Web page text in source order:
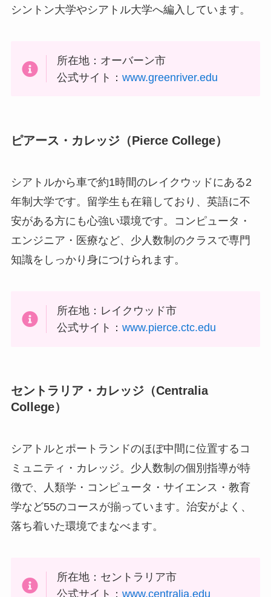
シントン大学やシアトル大学へ編入しています。
所在地：オーバーン市
公式サイト：www.greenriver.edu
ピアース・カレッジ（Pierce College）
シアトルから車で約1時間のレイクウッドにある2
年制大学です。留学生も在籍しており、英語に不
安がある方にも心強い環境です。コンピュータ・
エンジニア・医療など、少人数制のクラスで専門
知識をしっかり身につけられます。
所在地：レイクウッド市
公式サイト：www.pierce.ctc.edu
セントラリア・カレッジ（Centralia
College）
シアトルとポートランドのほぼ中間に位置するコ
ミュニティ・カレッジ。少人数制の個別指導が特
徴で、人類学・コンピュータ・サイエンス・教育
学など55のコースが揃っています。治安がよく、
落ち着いた環境でまなべます。
所在地：セントラリア市
公式サイト：www.centralia.edu